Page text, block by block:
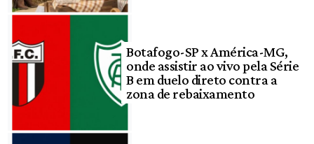
Botafogo-SP x América-MG,
onde assistir ao vivo pela Série
B em duelo direto contra a
zona de rebaixamento